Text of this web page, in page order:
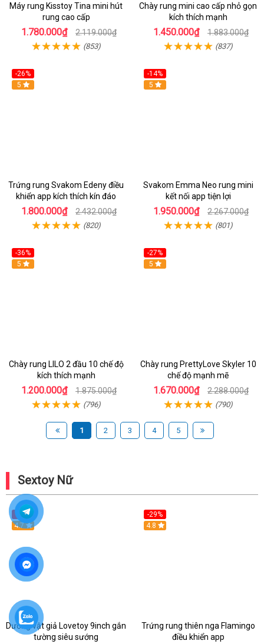
Máy rung Kisstoy Tina mini hút
rung cao cấp
1.780.000₫ 2.119.000₫
(853)
Chày rung mini cao cấp nhỏ gọn
kích thích mạnh
1.450.000₫ 1.883.000₫
(837)
-26%
Hot
5
Trứng rung Svakom Edeny điều
khiển app kích thích kín đáo
1.800.000₫ 2.432.000₫
(820)
-14%
Hot
5
Svakom Emma Neo rung mini
kết nối app tiện lợi
1.950.000₫ 2.267.000₫
(801)
-36%
Hot
5
Chày rung LILO 2 đầu 10 chế độ
kích thích mạnh
1.200.000₫ 1.875.000₫
(796)
-27%
Hot
5
Chày rung PrettyLove Skyler 10
chế độ mạnh mẽ
1.670.000₫ 2.288.000₫
(790)
1 2 3 4 5
Sextoy Nữ
-20%
Hot
4.7
Dương vật giả Lovetoy 9inch gắn
tường siêu sướng
-29%
Hot
4.8
Trứng rung thiên nga Flamingo
điều khiển app